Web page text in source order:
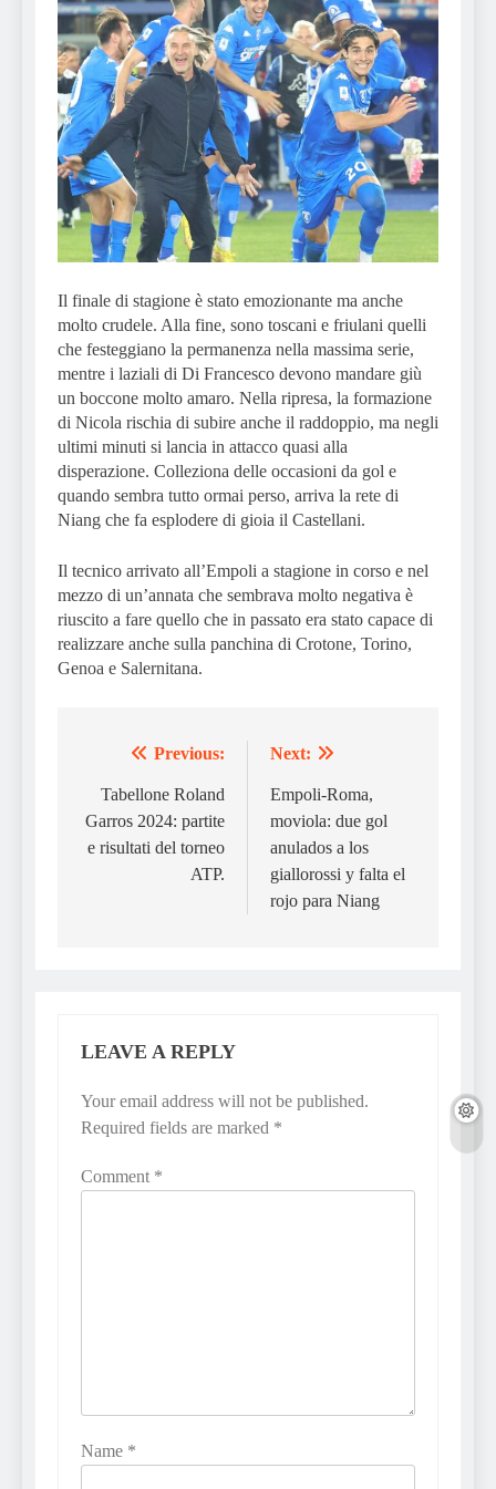
Il finale di stagione è stato emozionante ma anche
molto crudele. Alla fine, sono toscani e friulani quelli
che festeggiano la permanenza nella massima serie,
mentre i laziali di Di Francesco devono mandare giù
un boccone molto amaro. Nella ripresa, la formazione
di Nicola rischia di subire anche il raddoppio, ma negli
ultimi minuti si lancia in attacco quasi alla
disperazione. Colleziona delle occasioni da gol e
quando sembra tutto ormai perso, arriva la rete di
Niang che fa esplodere di gioia il Castellani.
Il tecnico arrivato all’Empoli a stagione in corso e nel
mezzo di un’annata che sembrava molto negativa è
riuscito a fare quello che in passato era stato capace di
realizzare anche sulla panchina di Crotone, Torino,
Genoa e Salernitana.
navigation
Previous:
Tabellone Roland
Garros 2024: partite
e risultati del torneo
ATP.
Next:
Empoli-Roma,
moviola: due gol
anulados a los
giallorossi y falta el
rojo para Niang
LEAVE A REPLY
Your email address will not be published.
Required fields are marked *
Comment *
Name *